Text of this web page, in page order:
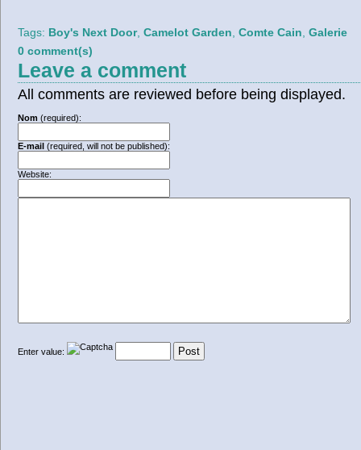
Tags: Boy's Next Door, Camelot Garden, Comte Cain, Galerie
0 comment(s)
Leave a comment
All comments are reviewed before being displayed.
Nom (required):
E-mail (required, will not be published):
Website:
Enter value: